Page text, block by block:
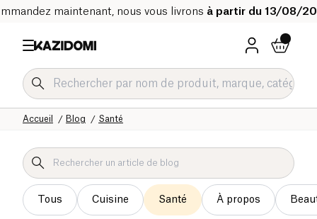
maintenant, nous vous livrons à partir du 13/08/
Santé
Blog
Accueil
Tous Cuisine Santé À propos